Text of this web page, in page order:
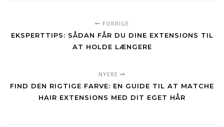
FORRIGE
EKSPERTTIPS: SÅDAN FÅR DU DINE EXTENSIONS TIL
AT HOLDE LÆNGERE
NYERE
FIND DEN RIGTIGE FARVE: EN GUIDE TIL AT MATCHE
HAIR EXTENSIONS MED DIT EGET HÅR